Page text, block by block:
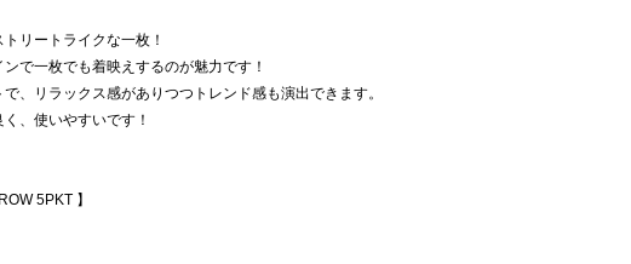
リートライクな一枚！
で一枚でも着映えするのが魅力です！
、リラックス感がありつつトレンド感も演出できます。
、使いやすいです！
5PKT 】